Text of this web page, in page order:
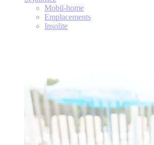
Mobil-home
Emplacements
Insolite